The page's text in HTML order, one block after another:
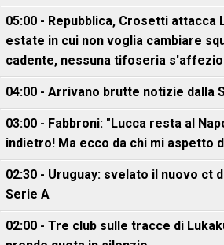
05:00 - Repubblica, Crosetti attacca
estate in cui non voglia cambiare
cadente, nessuna tifoseria
04:00 - Arrivano brutte notizie dalla
03:00 - Fabbroni: "Lucca resta al
indietro! Ma ecco da chi mi aspetto
02:30 - Uruguay: svelato il nuovo ct
Serie A
02:00 - Tre club sulle tracce di